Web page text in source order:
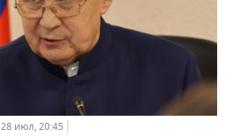
28 июл, 20:45